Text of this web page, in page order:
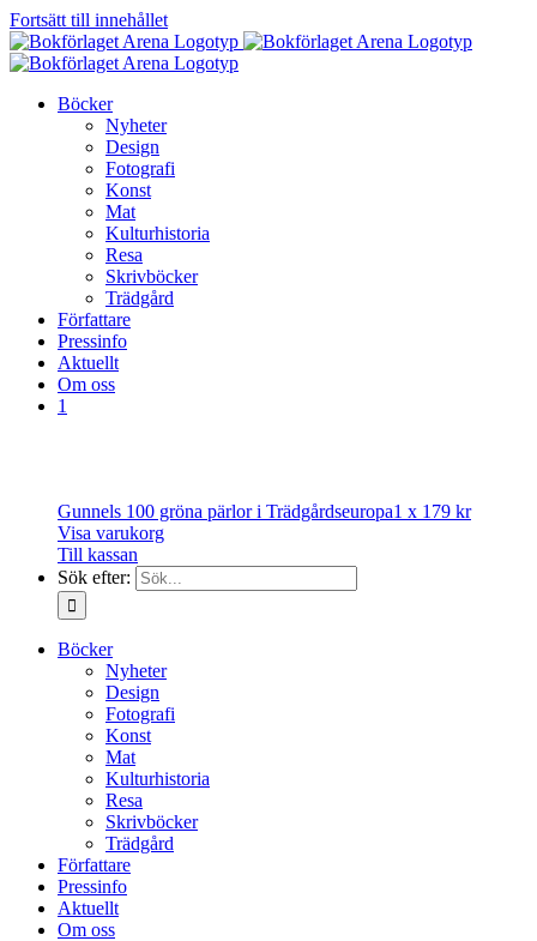
Fortsätt till innehållet
Böcker
Nyheter
Design
Fotografi
Konst
Mat
Kulturhistoria
Resa
Skrivböcker
Trädgård
Författare
Pressinfo
Aktuellt
Om oss
1
Gunnels 100 gröna pärlor i Trädgårdseuropa1 x 179 kr
Visa varukorg
Till kassan
Sök efter:
Böcker
Nyheter
Design
Fotografi
Konst
Mat
Kulturhistoria
Resa
Skrivböcker
Trädgård
Författare
Pressinfo
Aktuellt
Om oss